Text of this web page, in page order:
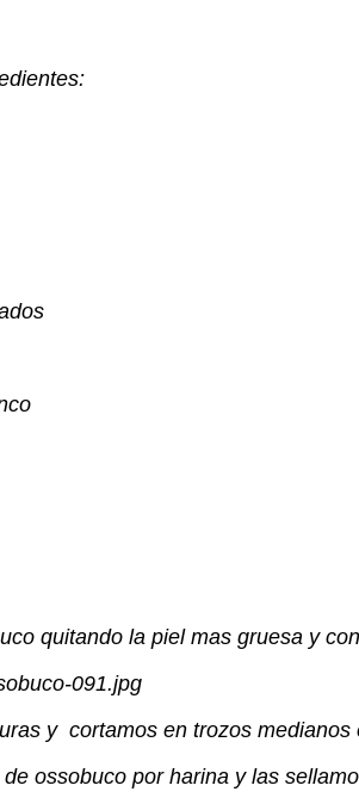
quitando la piel mas gruesa y
y cortamos en trozos
ossobuco por harina y las